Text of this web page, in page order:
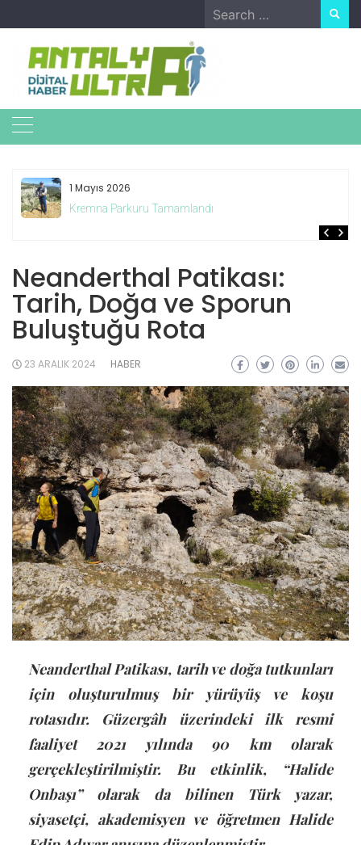
to
content
Search
for:
1 Mayıs 2026
Kremna Parkuru Tamamlandı
Neanderthal Patikası:
Tarih, Doğa ve Sporun
Buluştuğu Rota
23 ARALIK 2024 HABER
Neanderthal Patikası, tarih ve doğa tutkunları
için oluşturulmuş bir yürüyüş ve koşu
rotasıdır. Güzergâh üzerindeki ilk resmi
faaliyet 2021 yılında 90 km olarak
gerçekleştirilmiştir. Bu etkinlik, “Halide
Onbaşı” olarak da bilinen Türk yazar,
siyasetçi, akademisyen ve öğretmen Halide